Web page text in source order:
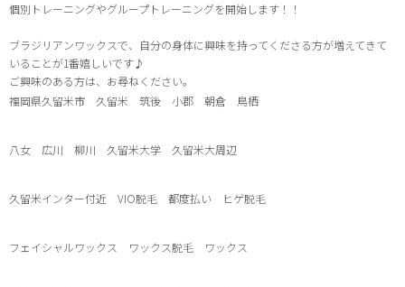
個別トレーニングやグループトレーニングを開始します！！
ブラジリアンワックスで、自分の身体に興味を持ってくださる方が増えてきて
いることが1番嬉しいです♪
ご興味のある方は、お尋ねください。
福岡県久留米市 久留米 筑後 小郡 朝倉 鳥栖
八女 広川 柳川 久留米大学 久留米大周辺
久留米インター付近 VIO脱毛 都度払い ヒゲ脱毛
フェイシャルワックス ワックス脱毛 ワックス